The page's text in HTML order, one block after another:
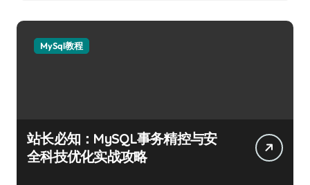
MySql教程
站长必知：MySQL事务精控与安
全科技优化实战攻略